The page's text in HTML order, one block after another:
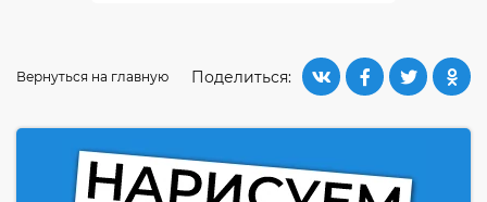
Поделиться:
Вернуться на главную